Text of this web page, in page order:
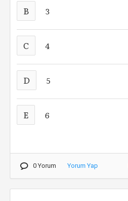
B 3
C 4
D 5
E 6
0 Yorum Yorum Yap